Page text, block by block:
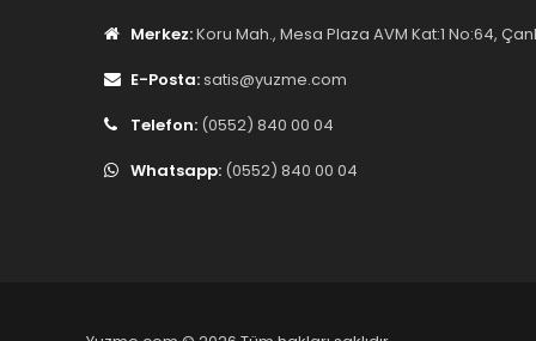
Merkez:Koru Mah., Mesa Plaza AVM Kat:1 No:64,
E-Posta:satis@yuzme.com
Telefon: (0552) 840 00 04
Whatsapp: (0552) 840 00 04